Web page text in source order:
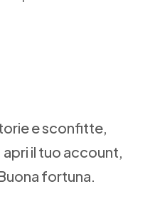
e sconfitte,
apri il tuo account,
fortuna.